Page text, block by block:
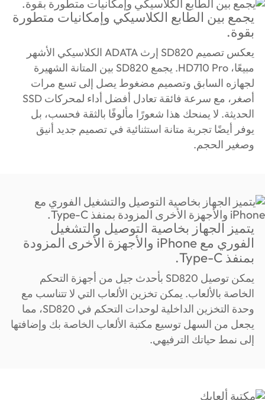
يجمع بين الطابع الكلاسيكي وإمكانيات متطورة
بقوة.
يعكس تصميم SD820 إرث ADATA الكلاسيكي الأشهر
مبيعًا، HD710 Pro. يجمع SD820 بين المتانة الشهيرة
لجهازه السابق وتصميم مضغوط يصل إلى تسع مرات
أصغر، مع سرعة فائقة تعادل أفضل أداء لمحركات SSD
الحديثة. لا يمنحك هذا شعورًا مألوفًا بالثقة فحسب، بل
يوفر أيضًا تجربة متانة استثنائية في تصميم جديد أنيق
وصغير الحجم.
يتميز الجهاز بخاصية التوصيل والتشغيل
الفوري مع iPhone والأجهزة الأخرى المزودة
بمنفذ Type-C.
يمكن توصيل SD820 بأحدث جيل من أجهزة التحكم
الخاصة بالألعاب. يمكن تخزين الألعاب التي لا تتناسب مع
وحدة التخزين الداخلية لوحدات التحكم في SD820، مما
يجعل من السهل توسيع مكتبة الألعاب الخاصة بك وإضافتها
إلى نمط حياتك الترفيهي.